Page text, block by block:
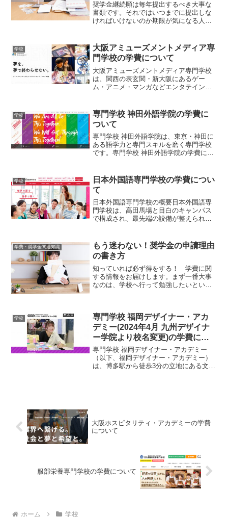
奨学金継続願は毎年提出するべき大事な
書類です。それではいつまでに提出しな
ければいけないのか期限が気になる人が
解説しましょう。提出期限が過ぎると廃
止になる毎年継続願を提出...
学校
大阪アミューズメントメディア専
門学校の学費について
大阪アミューズメントメディア専門学校
は、関西の表玄関・新大阪にあるゲー
ム・アニメ・マンガなどエンタテインメ
て、概要や学科・コースの紹介、利用可
能な奨学金情報などを交えて...
学校
専門学校 神田外語学院の学費に
ついて
専門学校 神田外語学院は、東京・神田に
ある語学力と専門スキルを磨く専門学校
です。専門学校 神田外語学院の学費につ
ます。専門学校 神田外語学院の概要専門
学校神田外語学院は...
学校
日本外国語専門学校の学費につい
て
日本外国語専門学校の概要日本外国語専
門学校は、高田馬場と目白のキャンパス
で構成され、最先端の設備が整えられて
そんな最新の設備で学ぶ学生生活は、各
学科の教員がクラス担任...
学費・奨学金関連知識
もう迷わない！奨学金の申請理由
の書き方
知っていれば必ず得をする！ 学費に関
する情報をお届けします。まず一番大事
なのは、学校へ行って勉強したいという
す。大事なのは学校に行って...
学校
専門学校 福岡デザイナー・アカ
デミー(2024年4月 九州デザイナ
ー学院より校名変更)の学費につ
いて
専門学校 福岡デザイナー・アカデミー
（以下、福岡デザイナー・アカデミー）
は、博多駅から徒歩3分の立地にある文
大阪ホスピタリティ・アカデミーの学費
について
服部栄養専門学校の学費について
ホーム 学校